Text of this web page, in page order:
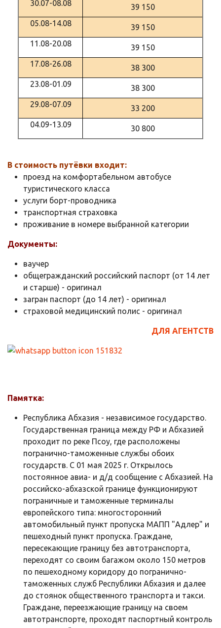
30.07-08.08
39 150
05.08-14.08
39 150
11.08-20.08
39 150
17.08-26.08
38 300
23.08-01.09
38 300
29.08-07.09
33 200
04.09-13.09
30 800
В стоимость путёвки входит:
проезд на комфортабельном автобусе
туристического класса
услуги борт-проводника
транспортная страховка
проживание в номере выбранной категории
Документы:
ваучер
общегражданский российский паспорт (от 14 лет
и старше) - оригинал
загран паспорт (до 14 лет) - оригинал
страховой медицинский полис - оригинал
ДЛЯ АГЕНТСТВ
Памятка:
Республика Абхазия - независимое государство.
Государственная граница между РФ и Абхазией
проходит по реке Псоу, где расположены
погранично-таможенные службы обоих
государств. C 01 мая 2025 г. Открылось
постоянное авиа- и д/д сообщение с Абхазией. На
российско-абхазской границе функционируют
пограничные и таможенные терминалы
европейского типа: многосторонний
автомобильный пункт пропуска МАПП "Адлер" и
пешеходный пункт пропуска. Граждане,
пересекающие границу без автотранспорта,
переходят со своим багажом около 150 метров
по пешеходному коридору до погранично-
таможенных служб Республики Абхазия и далее
до стоянок общественного транспорта и такси.
Граждане, переезжающие границу на своем
автотранспорте, проходят паспортный контроль